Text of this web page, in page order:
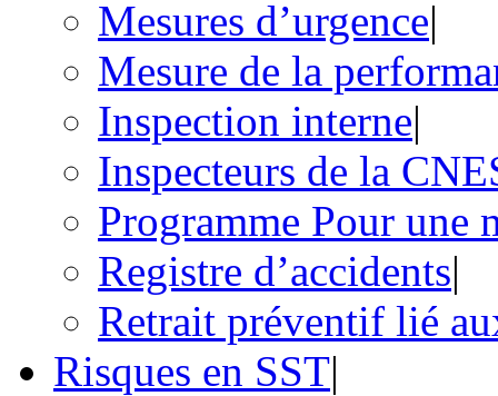
Mesures d’urgence|
Mesure de la
Inspection interne|
Inspecteurs de la
Programme Pour une
Registre d’accidents|
Retrait préventif lié
Risques en SST|